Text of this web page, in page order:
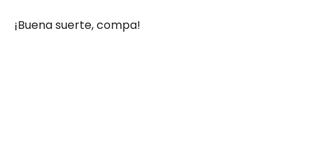
¡Buena suerte, compa!